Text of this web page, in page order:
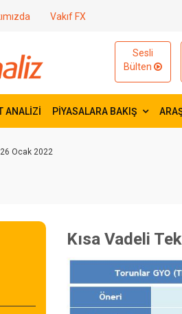
Vakıf FX
Sesli
Bülten
ANALİZİ PİYASALARA BAKIŞ
26 Ocak 2022
Kısa Vadeli